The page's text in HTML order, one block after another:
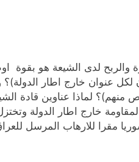
لدى الشيعة هو بقوة
لكل عنوان خارج اطار
لماذا عناوين قادة
خارج اطار الدولة